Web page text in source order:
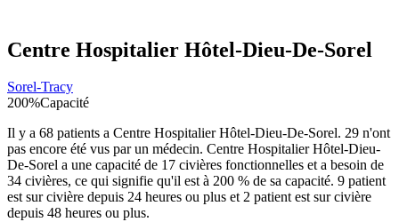
Centre Hospitalier Hôtel-Dieu-De-Sorel
Sorel-Tracy
200%Capacité
Il y a 68 patients a Centre Hospitalier Hôtel-Dieu-De-Sorel. 29 n'ont
pas encore été vus par un médecin. Centre Hospitalier Hôtel-Dieu-
De-Sorel a une capacité de 17 civières fonctionnelles et a besoin de
34 civières, ce qui signifie qu'il est à 200 % de sa capacité. 9 patient
est sur civière depuis 24 heures ou plus et2 patient est sur civière
depuis 48 heures ou plus.